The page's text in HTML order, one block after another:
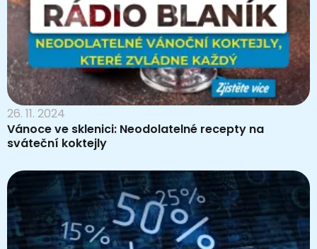
26. 11. 2024
Vánoce ve sklenici: Neodolatelné recepty na
sváteční koktejly